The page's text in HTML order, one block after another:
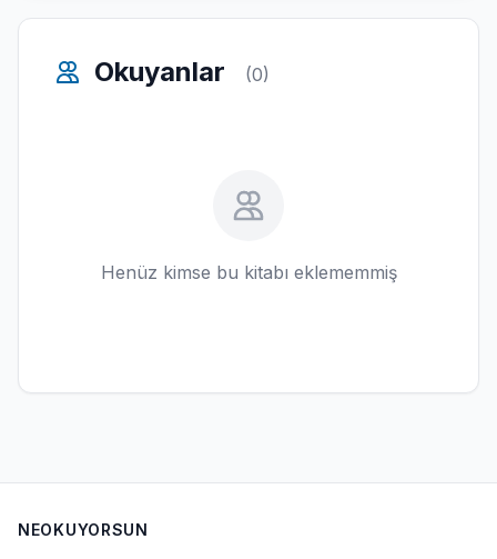
Okuyanlar (0)
Henüz kimse bu kitabı eklememmiş
NEOKUYORSUN